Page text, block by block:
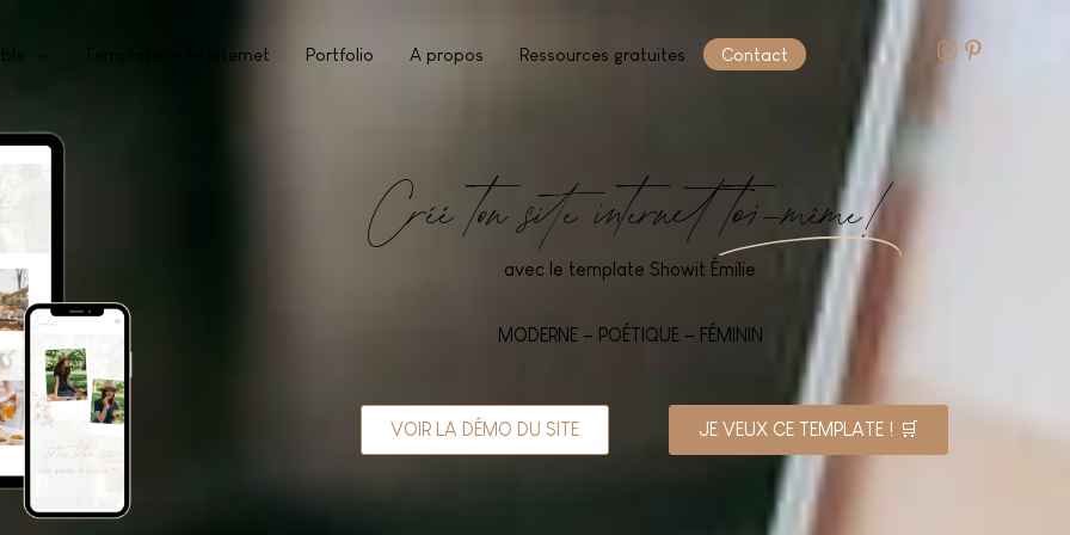
Templates site internet Portfolio A propos Ressources gratuites Contact
Créé ton site internettoi-même!
avec le template Showit Émilie
MODERNE – POÉTIQUE – FÉMININ
VOIR LA DÉMO DU SITE JE VEUX CE TEMPLATE ! 🛒